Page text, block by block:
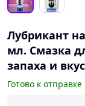
Лубрикант
мл. Смазка
запаха и
Готово к отправке